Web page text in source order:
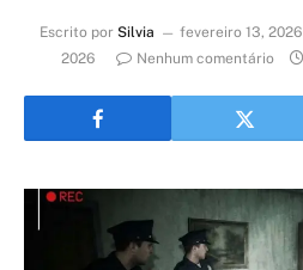
Escrito por Silvia fevereiro 13, 2026
2026
Nenhum comentário